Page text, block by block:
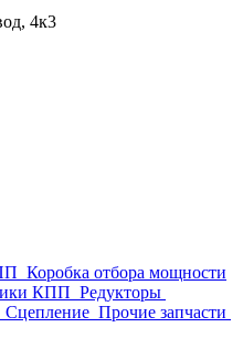
4к3
Коробка отбора мощности
КПП Редукторы
Сцепление Прочие запчасти